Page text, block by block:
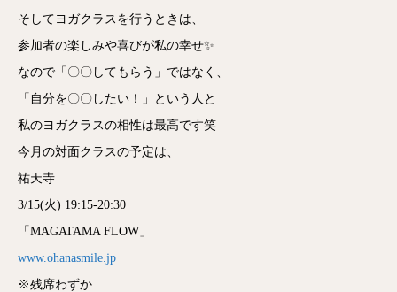
そしてヨガクラスを行うときは、
参加者の楽しみや喜びが私の幸せ✨
なので「〇〇してもらう」ではなく、
「自分を〇〇したい！」という人と
私のヨガクラスの相性は最高です笑
今月の対面クラスの予定は、
祐天寺
3/15(火) 19:15-20:30
「MAGATAMA FLOW」
www.ohanasmile.jp
※残席わずか